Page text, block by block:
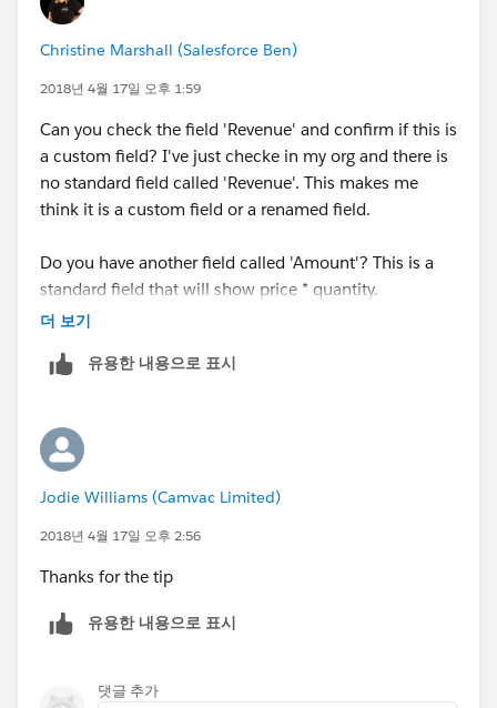
Christine Marshall (Salesforce Ben)
2018년 4월 17일 오후 1:59
Can you check the field 'Revenue' and confirm if this is
a custom field? I've just checke in my org and there is
no standard field called 'Revenue'. This makes me
think it is a custom field or a renamed field.
Do you have another field called 'Amount'? This is a
standard field that will show price * quantity.
더 보기
유용한 내용으로 표시
Jodie Williams (Camvac Limited)
2018년 4월 17일 오후 2:56
Thanks for the tip
유용한 내용으로 표시
댓글 추가